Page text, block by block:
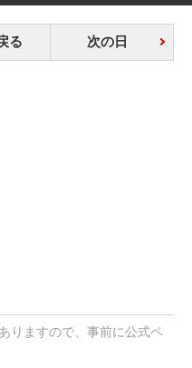
る 次の日
りますので、事前に公式ペ